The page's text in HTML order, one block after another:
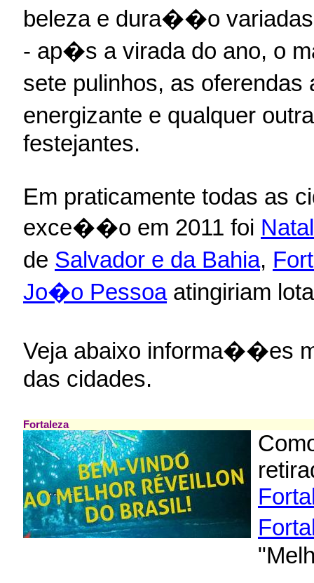
beleza e dura��o
- ap�s a virada do ano, o
sete pulinhos, as
energizante e qualquer
festejantes.
Em praticamente todas as
exce��o em 2011 foi Natal
de Salvador e da Bahia,
Jo�o Pessoaatingiriam
Veja abaixo informa��es
das cidades.
Fortaleza